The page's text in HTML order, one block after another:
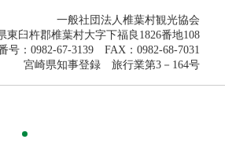
一般社団法人椎葉村観光協会
臼杵郡椎葉村大字下福良1826番地108
号：0982-67-3139 FAX：0982-68-7031
宮崎県知事登録 旅行業第3－164号